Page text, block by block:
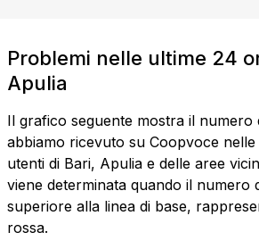
Problemi nelle ultime 24
Apulia
Il grafico seguente mostra il numero
abbiamo ricevuto su Coopvoce
utenti di Bari, Apulia e delle aree
viene determinata quando il numero
superiore alla linea di base,
rossa.